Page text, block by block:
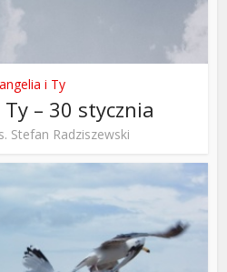
i Ty
– 30 stycznia
Stefan Radziszewski